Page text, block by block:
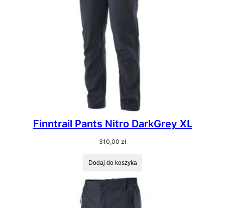
Finntrail Pants Nitro DarkGrey XL
310,00 zł
Dodaj do koszyka